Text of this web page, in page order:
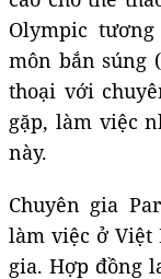
Olympic
môn bắn súng
thoại với
gặp, làm việc
này.
Chuyên gia
làm việc ở Việt
gia. Hợp đồng